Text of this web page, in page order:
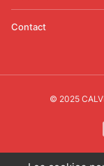
Contact
© 2025